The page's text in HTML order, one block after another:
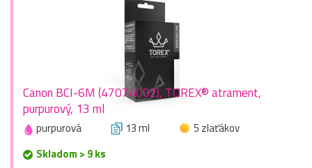
Canon BCI-6M (4707A002), TOREX® atrament,
purpurový, 13 ml
purpurová 13 ml
5 zlaťákov
Skladom > 9 ks